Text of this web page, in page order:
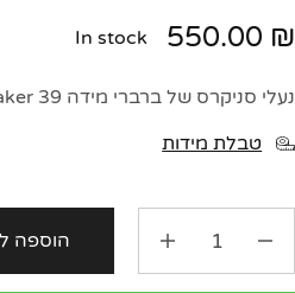
550.00 ₪
In stock
נעלי סניקרס של ברברי מידה 39 Burberry chunky sneaker.
טבלת מידות
הוספה